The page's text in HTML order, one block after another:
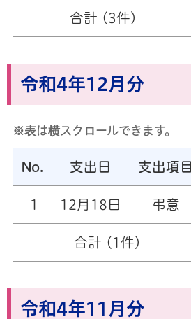
合計 (3件)
令和4年12月分
※表は横スクロールできます。
No. 支出日 支出項目
1 12月18日 弔意
合計 (1件)
令和4年11月分